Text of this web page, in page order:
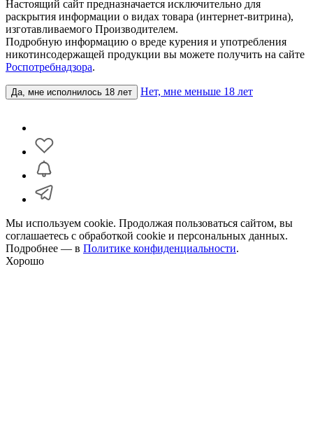
Настоящий сайт предназначается исключительно для
раскрытия информации о видах товара (интернет-витрина),
изготавливаемого Производителем.
Подробную информацию о вреде курения и употребления
никотинсодержащей продукции вы можете получить на сайте
Роспотребнадзора.
Да, мне исполнилось 18 лет Нет, мне меньше 18 лет
Мы используем cookie. Продолжая пользоваться сайтом, вы
соглашаетесь с обработкой cookie и персональных данных.
Подробнее — в Политике конфиденциальности.
Хорошо